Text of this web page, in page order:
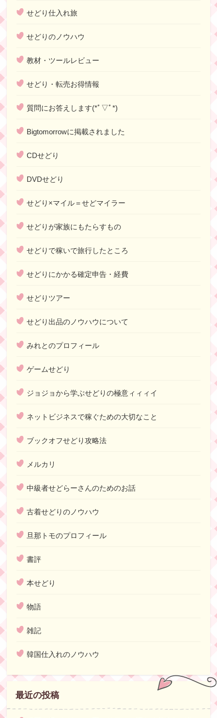
せどり仕入れ旅
せどりのノウハウ
教材・ツールレビュー
せどり・転売お得情報
質問にお答えします(*ﾟ▽ﾟ*)
Bigtomorrowに掲載されました
CDせどり
DVDせどり
せどり×マイル＝せどマイラー
せどりが家族にもたらすもの
せどりで稼いで旅行したところ
せどりにかかる確定申告・経費
せどりツアー
せどり出品のノウハウについて
みれとのプロフィール
ゲームせどり
ジョジョから学ぶせどりの極意ィィィイ
ネットビジネスで稼ぐための大切なこと
ブックオフせどり攻略法
メルカリ
中級者せどらーさんのためのお話
古着せどりのノウハウ
旦那トモのプロフィール
書評
本せどり
物語
雑記
韓国仕入れのノウハウ
最近の投稿